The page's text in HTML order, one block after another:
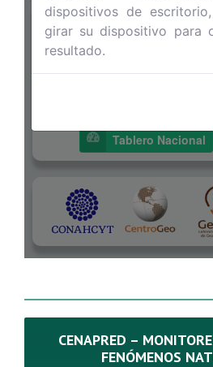
CENAPRED –
FENÓMENOS